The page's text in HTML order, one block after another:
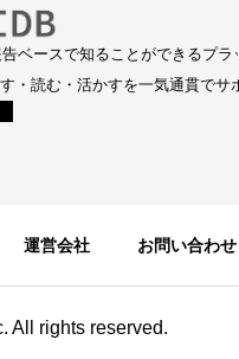
ベースで知ることができるプ
・読む・活かすを一気通貫でサ
運営会社 お問い合わせ
All rights reserved.